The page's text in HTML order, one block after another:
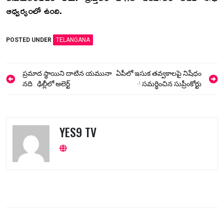
ఆధ్వర్యంలో ఉంది.
POSTED UNDER TELANGANA
Post
navigation
ప్రమాద స్థాయిని దాటిన యమునా
నది.. ఢిల్లీలో అలెర్ట్
ఏపీలో ఇసుక తవ్వకాలపై నిషేధం
-! సమర్థించిన సుప్రీంకోర్టు
YES9 TV